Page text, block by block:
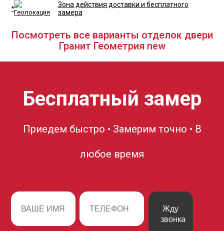
*
Зона действия доставки и бесплатного
замера
Посмотреть все варианты отделок двери
Гранит Геометрия new
Бесплатный замер
Приедем быстро • Замерим точно • В
любое время
Жду
звонка